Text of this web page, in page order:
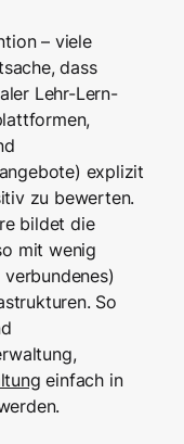
– viele
dass
Lehr-Lern-
explizit
zu bewerten.
bildet die
mit wenig
So
einfach in